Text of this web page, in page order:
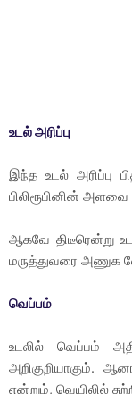
உடல் அரிப்பு
இந்த உடல் அரிப்பு
பிலிரூபினின் அளவை
ஆகவே திடீரென்று
மருத்துவரை அணுக
வெப்பம்
உடலில் வெப்பம்
அறிகுறியாகும்.
என்றும், வெயிலில்